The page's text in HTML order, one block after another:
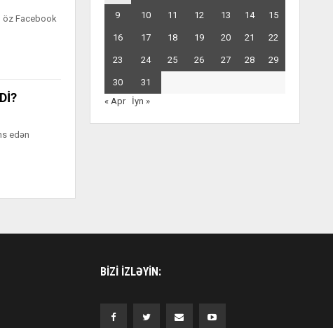
öz Facebook
edən
9 10 11 12 13 14 15
16 17 18 19 20 21 22
23 24 25 26 27 28 29
30
31
« Apr
İyn »
BIZI IZLƏYIN: